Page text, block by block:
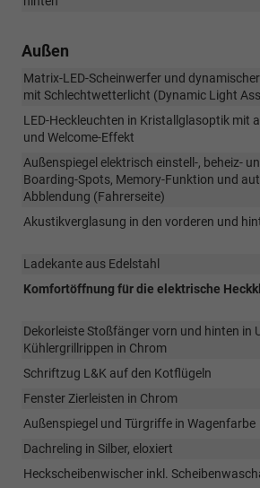
Außen
Matrix-LED-Scheinwerfer und
mit Schlechtwetterlicht (Dynamic Light
LED-Heckleuchten in Kristallglasoptik mit
und Welcome-Effekt
Außenspiegel elektrisch einstell-, beheiz-
Boarding-Spots, Memory-Funktion und
Abblendung (Fahrerseite)
Akustikverglasung in den vorderen und
Ladekante aus Edelstahl
Komfortöffnung für die elektrische
Dekorleiste Stoßfänger vorn und hinten in
Kühlergrillrippen in Chrom
Schriftzug L&K auf den Kotflügeln
Fenster Zierleisten in Chrom
Außenspiegel und Türgriffe in Wagenfarbe
Dachreling in Silber, eloxiert
Heckscheibenwischer inkl.